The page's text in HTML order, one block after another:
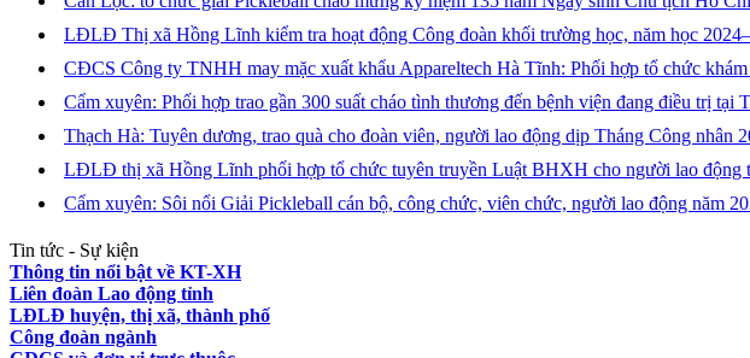
LĐLĐ Thị xã Hồng Lĩnh kiểm tra hoạt động Công đoàn khối trường học, năm học
CĐCS Công ty TNHH may mặc xuất khẩu Appareltech Hà Tĩnh: Phối hợp tổ chức
Cẩm xuyên: Phối hợp trao gần 300 suất cháo tình thương đến bệnh viện đang điều trị tại
Thạch Hà: Tuyên dương, trao quà cho đoàn viên, người lao động dịp Tháng Công nhân
LĐLĐ thị xã Hồng Lĩnh phối hợp tổ chức tuyên truyền Luật BHXH cho người lao động
Cẩm xuyên: Sôi nổi Giải Pickleball cán bộ, công chức, viên chức, người lao động năm
Tin tức - Sự kiện
Thông tin nổi bật về KT-XH
Liên đoàn Lao động tỉnh
LĐLĐ huyện, thị xã, thành phố
Công đoàn ngành